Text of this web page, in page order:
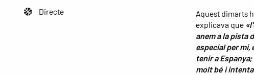
Directe
Aquest dimarts
explicava que
anem a la pista
especial per mi,
tenir a
molt bé i